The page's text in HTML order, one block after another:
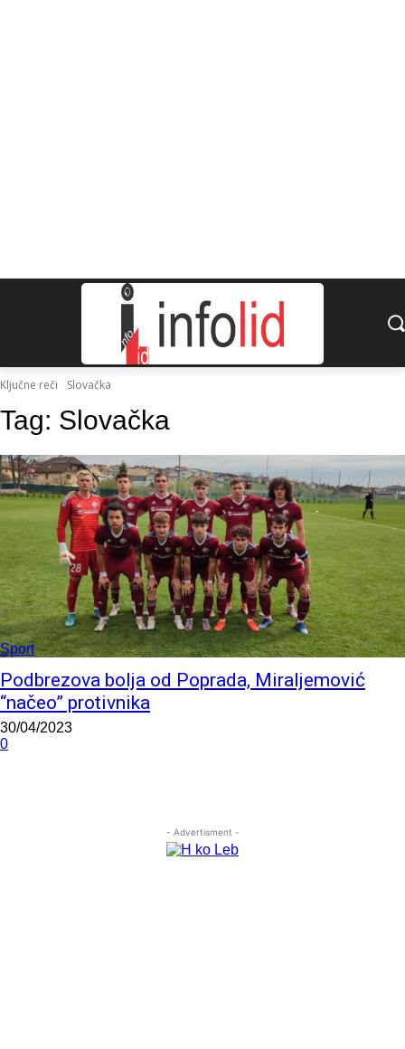
Ključne reči Slovačka
Tag: Slovačka
Sport
Podbrezova bolja od Poprada, Miraljemović
“načeo” protivnika
30/04/2023
0
- Advertisment -